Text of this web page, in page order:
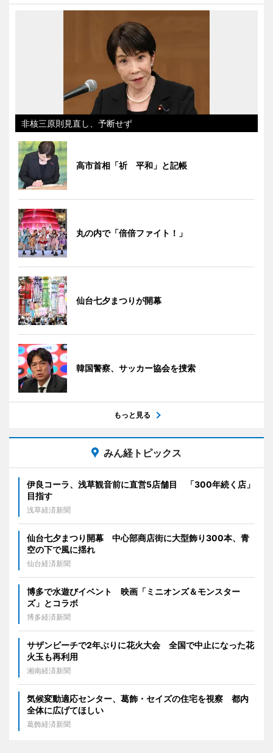
非核三原則見直し、予断せず
高市首相「祈 平和」と記帳
丸の内で「倍倍ファイト！」
仙台七夕まつりが開幕
韓国警察、サッカー協会を捜索
もっと見る
みん経トピックス
伊良コーラ、浅草観音前に直営5店舗目 「300年続く店」
目指す
浅草経済新聞
仙台七夕まつり開幕 中心部商店街に大型飾り300本、青
空の下で風に揺れ
仙台経済新聞
博多で水遊びイベント 映画「ミニオンズ＆モンスター
ズ」とコラボ
博多経済新聞
サザンビーチで2年ぶりに花火大会 全国で中止になった花
火玉も再利用
湘南経済新聞
気候変動適応センター、葛飾・セイズの住宅を視察 都内
全体に広げてほしい
葛飾経済新聞